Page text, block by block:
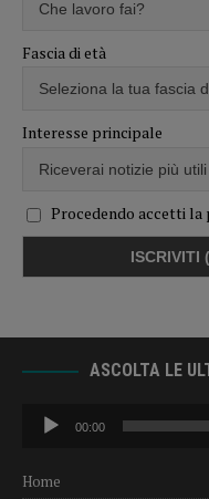
Fascia di età
Interesse principale
Procedendo accetti la
ASCOLTA LE
Audio
Player
00:00
Home